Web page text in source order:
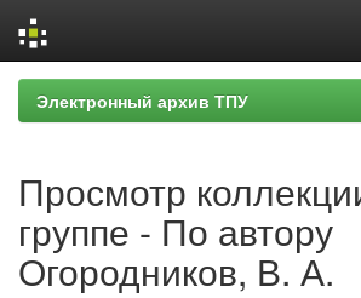
Skip
navigation
Электронный архив ТПУ
Просмотр
группе - По автору
Огородников, В. А.